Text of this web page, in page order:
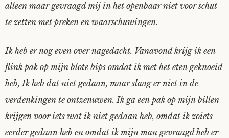
alleen maar gevraagd mij in het openbaar niet voor schut
te zetten met preken en waarschuwingen.
Ik heb er nog even over nagedacht. Vanavond krijg ik een
flink pak op mijn blote bips omdat ik met het eten geknoeid
heb, Ik heb dat niet gedaan, maar slaag er niet in de
verdenkingen te ontzenuwen. Ik ga een pak op mijn billen
krijgen voor iets wat ik niet gedaan heb, omdat ik zoiets
eerder gedaan heb en omdat ik mijn man gevraagd heb er